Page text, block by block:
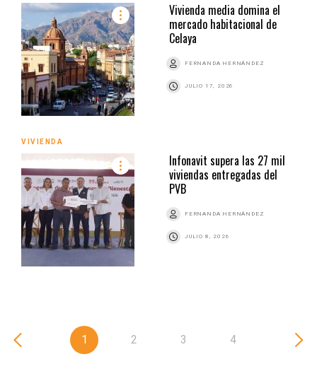
Vivienda media domina el
mercado habitacional de
Celaya
FERNANDA HERNÁNDEZ
JULIO 17, 2026
VIVIENDA
Infonavit supera las 27 mil
viviendas entregadas del
PVB
FERNANDA HERNÁNDEZ
JULIO 8, 2026
1 2 3 4